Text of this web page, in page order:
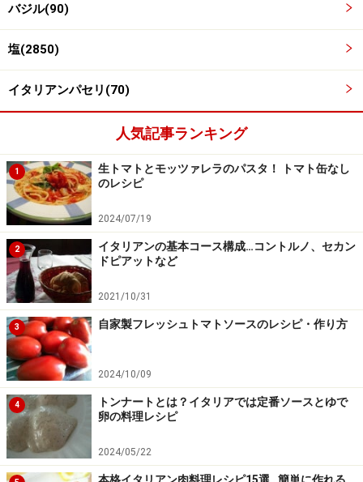
4
アルデンテに茹であげたペンネとソースを絡める
アルデンテに茹であげたペンネと3のソースを絡める。
パスタの茹で汁大さじ2杯（分量外）とEXVオリーブオイ
ル大さじ1杯（分量外）を加えて混ぜ合わせて皿に盛
る。好みで刻んだイタリアンパセリを添える。
バジル(90)
塩(2850)
イタリアンパセリ(70)
人気記事ランキング
1
生トマトとモッツァレラのパスタ！ トマト缶なし
のレシピ
2024/07/19
2
イタリアンの基本コース構成…コントルノ、セカン
ドピアットなど
2021/10/31
3 自家製フレッシュトマトソースのレシピ・作り方
2024/10/09
4
トンナートとは？イタリアでは定番ソースとゆで
卵の料理レシピ
2024/05/22